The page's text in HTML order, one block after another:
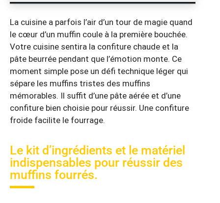
La cuisine a parfois l’air d’un tour de magie quand
le cœur d’un muffin coule à la première bouchée.
Votre cuisine sentira la confiture chaude et la
pâte beurrée pendant que l’émotion monte. Ce
moment simple pose un défi technique léger qui
sépare les muffins tristes des muffins
mémorables. Il suffit d’une pâte aérée et d’une
confiture bien choisie pour réussir. Une confiture
froide facilite le fourrage.
Le kit d’ingrédients et le matériel
indispensables pour réussir des
muffins fourrés.